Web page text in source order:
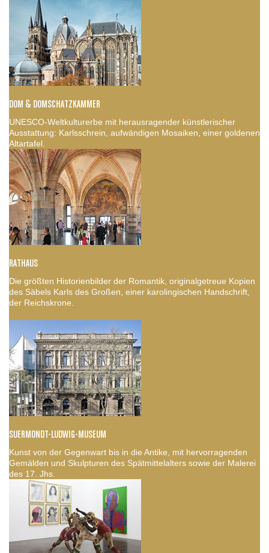
DOM & DOMSCHATZKAMMER
UNESCO-Weltkulturerbe mit herausragender künstlerischer
Ausstattung: Karlsschrein, aufwändigen Mosaiken, einer goldenen
Altartafel.
RATHAUS
Die größten Historienbilder der Romantik, originalgetreue Kopien
des Säbels Karls des Großen, einer karolingischen Handschrift,
der Reichskrone.
SUERMONDT-LUDWIG-MUSEUM
Kunst von der Gegenwart bis in die Antike, mit hervorragenden
Gemälden und Skulpturen des Spätmittelalters sowie der Malerei
des 17. Jhs.